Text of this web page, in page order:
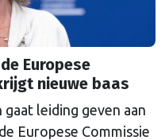
Europese
nieuwe baas
leiding geven aan
Europese Commissie